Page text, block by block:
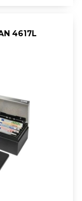
4617L